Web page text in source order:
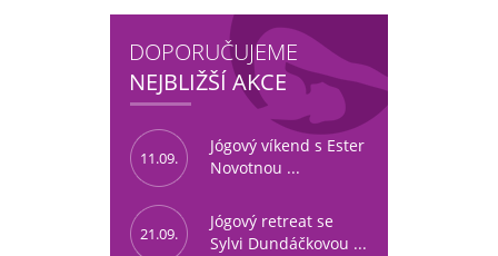
DOPORUČUJEME
NEJBLIŽŠÍ AKCE
11.09.
Jógový víkend s Ester
Novotnou ...
21.09.
Jógový retreat se
Sylvi Dundáčkovou ...